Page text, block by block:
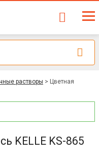
растворы > Цветная
KELLE KS-865